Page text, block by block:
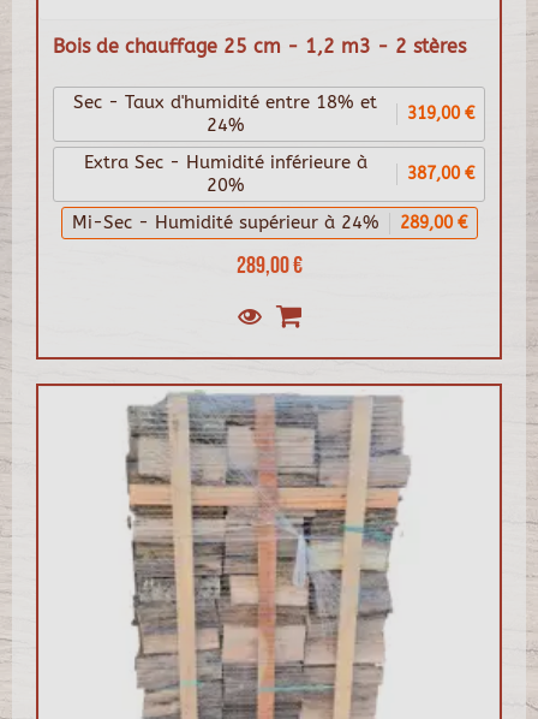
Bois de chauffage 25 cm - 1,2 m3 - 2 stères
289,00 €
Sec - Taux d'humidité entre 18% et
24%
319,00 €
Extra Sec - Humidité inférieure à
20%
387,00 €
Mi-Sec - Humidité supérieur à 24% 289,00 €